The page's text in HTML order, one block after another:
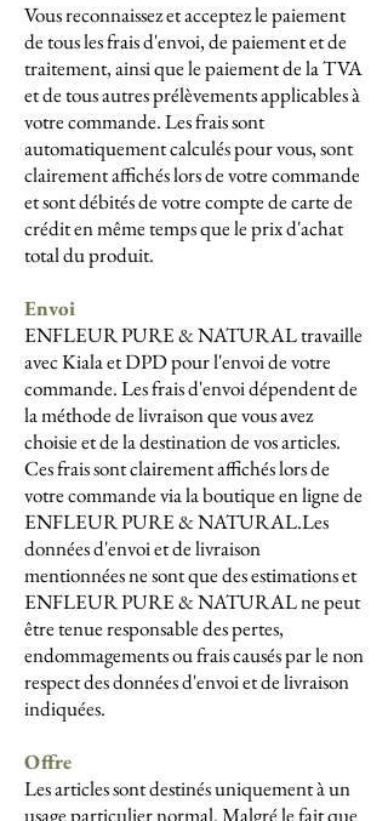
Vous reconnaissez et acceptez le paiement
de tous les frais d'envoi, de paiement et de
traitement, ainsi que le paiement de la TVA
et de tous autres prélèvements applicables à
votre commande. Les frais sont
automatiquement calculés pour vous, sont
clairement affichés lors de votre commande
et sont débités de votre compte de carte de
crédit en même temps que le prix d'achat
total du produit.
Envoi
ENFLEUR PURE & NATURAL travaille
avec Kiala et DPD pour l'envoi de votre
commande. Les frais d'envoi dépendent de
la méthode de livraison que vous avez
choisie et de la destination de vos articles.
Ces frais sont clairement affichés lors de
votre commande via la boutique en ligne de
ENFLEUR PURE & NATURAL.Les
données d'envoi et de livraison
mentionnées ne sont que des estimations et
ENFLEUR PURE & NATURAL ne peut
être tenue responsable des pertes,
endommagements ou frais causés par le non
respect des données d'envoi et de livraison
indiquées.
Offre
Les articles sont destinés uniquement à un
usage particulier normal. Malgré le fait que